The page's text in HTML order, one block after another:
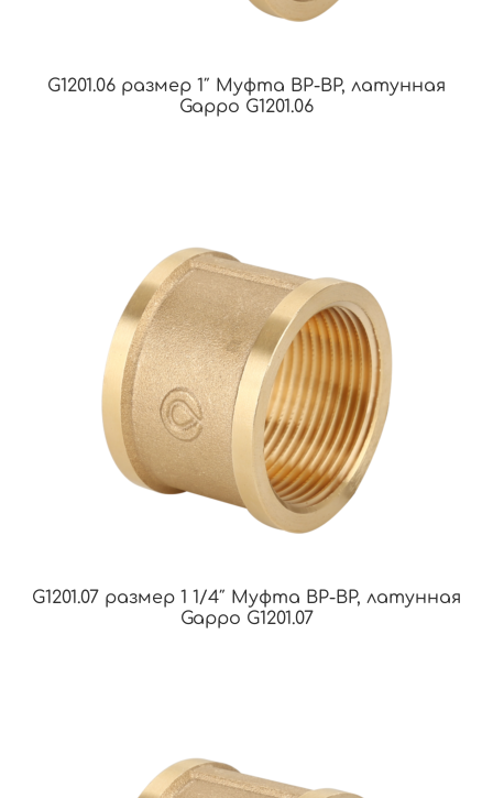
G1201.06 размер 1″ Муфта ВР-ВР, латунная
Gappo G1201.06
G1201.07 размер 1 1/4″ Муфта ВР-ВР, латунная
Gappo G1201.07